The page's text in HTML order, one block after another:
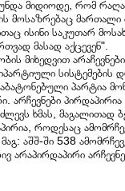
მიდიოდე, რომ
მოსაზრებაც მართალი
ისინი საკუთარ
მასად აქცევენ".
მიხედვით
სისტემების
პარტია
არჩევნები
ხმას, მაგალითად
როდესაც
აშშ-ში 538
არაპირდაპირი